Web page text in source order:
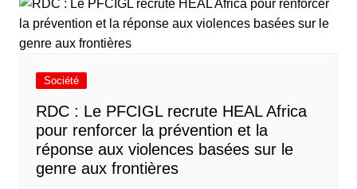
Société
RDC : Le PFCIGL recrute HEAL Africa
pour renforcer la prévention et la
réponse aux violences basées sur le
genre aux frontières